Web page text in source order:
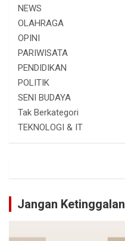
NEWS
OLAHRAGA
OPINI
PARIWISATA
PENDIDIKAN
POLITIK
SENI BUDAYA
Tak Berkategori
TEKNOLOGI & IT
Jangan Ketinggalan